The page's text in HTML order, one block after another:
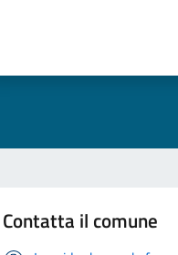
Contatta il comune